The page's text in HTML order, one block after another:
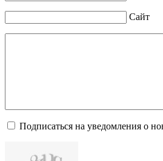
Сайт
Подписаться на уведомления о